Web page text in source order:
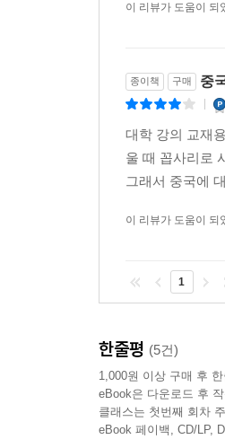
이 리뷰가 도움이 되
종이책 구매 중
대학 강의 교재
울 때 꼽사리로
그래서 중국에
이 리뷰가 도움이 되
1
한줄평 (5건)
1,000원 이상 구매 후
eBook은 다운로드 후
클래스는 첫번째 회차
eBook 페이백, CD/LP,